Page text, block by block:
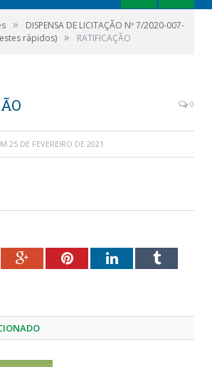
»
DISPENSA DE LICITAÇÃO Nº 7/2020-007-
rápidos) » RATIFICAÇÃO
0
25 DE FEVEREIRO DE 2021
Google+PinterestLinkedInTumblr